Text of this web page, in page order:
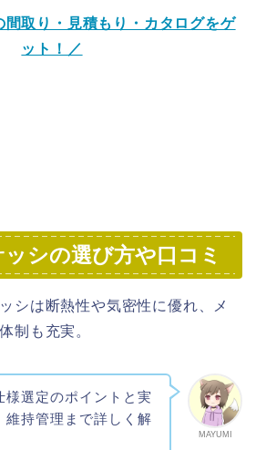
間取り・見積もり・カタログをゲ
ット！／
シの選び方や口コミ
シは断熱性や気密性に優れ、メ
制も充実。
MAYUMI
様選定のポイントと実
維持管理まで詳しく解